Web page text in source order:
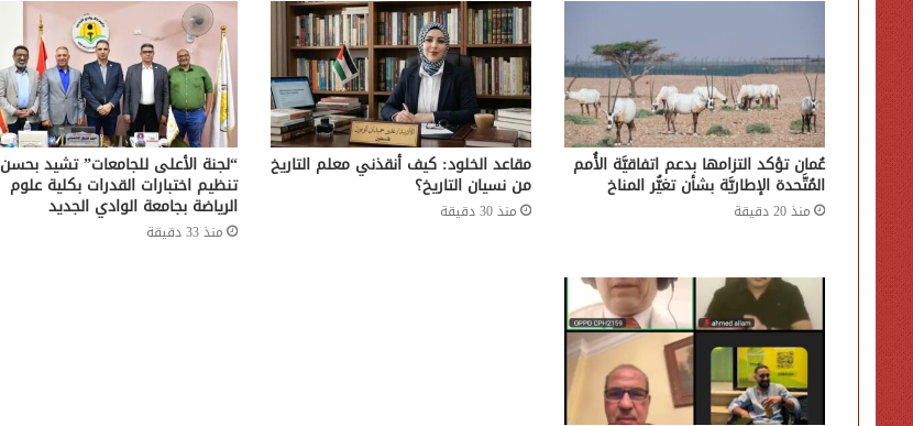
عُمان تؤكد التزامها بدعم اتفاقيَّة الأُمم
المُتَّحدة الإطاريَّة بشأن تغيُّر المناخ
منذ 20 دقيقة
مقاعد الخلود: كيف أنقذني معلم التاريخ
من نسيان التاريخ؟
منذ 30 دقيقة
“لجنة الأعلى للجامعات” تشيد بحسن
تنظيم اختبارات القدرات بكلية علوم
الرياضة بجامعة الوادي الجديد
منذ 33 دقيقة